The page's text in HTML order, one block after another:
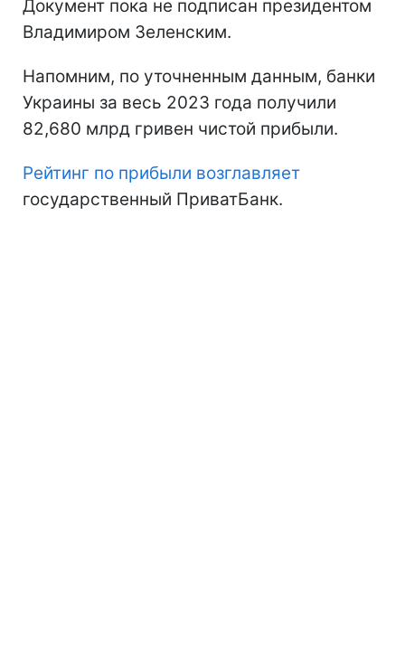
Документ пока не подписан президентом
Владимиром Зеленским.
Напомним, по уточненным данным, банки
Украины за весь 2023 года получили
82,680 млрд гривен чистой прибыли.
Рейтинг по прибыли возглавляет
государственный ПриватБанк.